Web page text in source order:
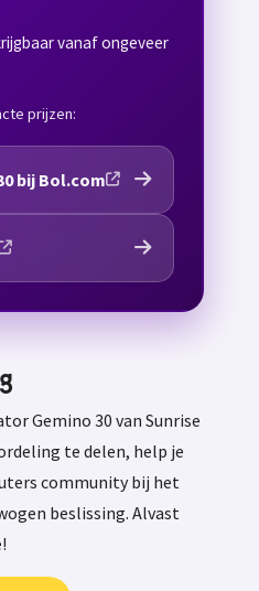
vanaf ongeveer
prijzen:
bij Bol.com
Gemino 30 van Sunrise
te delen, help je
community bij het
beslissing. Alvast